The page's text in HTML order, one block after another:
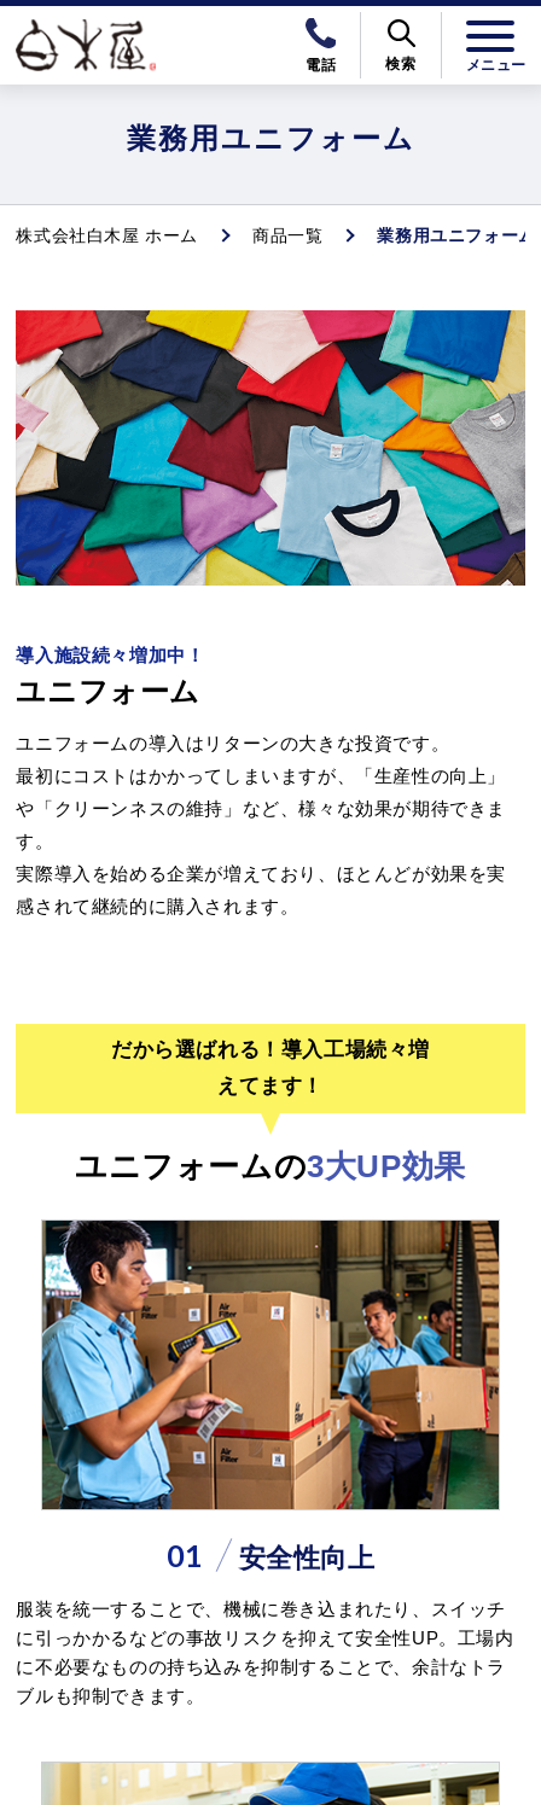
電話 検索
業務用ユニフォーム
株式会社白木屋 ホーム 商品一覧 業務用ユニフォーム
導入施設続々増加中！
ユニフォーム
ユニフォームの導入はリターンの大きな投資です。
最初にコストはかかってしまいますが、「生産性の向上」
や「クリーンネスの維持」など、様々な効果が期待できま
す。
実際導入を始める企業が増えており、ほとんどが効果を実
感されて継続的に購入されます。
だから選ばれる！導入工場続々増
えてます！
ユニフォームの3大UP効果
01 安全性向上
服装を統一することで、機械に巻き込まれたり、スイッチ
に引っかかるなどの事故リスクを抑えて安全性UP。工場内
に不必要なものの持ち込みを抑制することで、余計なトラ
ブルも抑制できます。